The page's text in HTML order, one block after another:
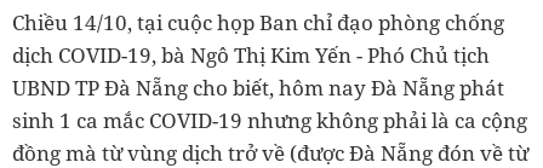
Chiều 14/10, tại cuộc họp Ban chỉ đạo phòng chống
dịch COVID-19, bà Ngô Thị Kim Yến - Phó Chủ tịch
UBND TP Đà Nẵng cho biết, hôm nay Đà Nẵng phát
sinh 1 ca mắc COVID-19 nhưng không phải là ca cộng
đồng mà từ vùng dịch trở về (được Đà Nẵng đón về từ